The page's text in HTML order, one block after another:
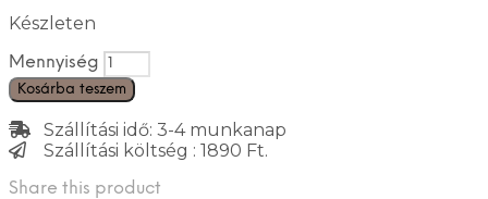
Készleten
Mennyiség
Kosárba teszem
Szállítási idő: 3-4 munkanap
Szállítási költség : 1890 Ft.
Share this product